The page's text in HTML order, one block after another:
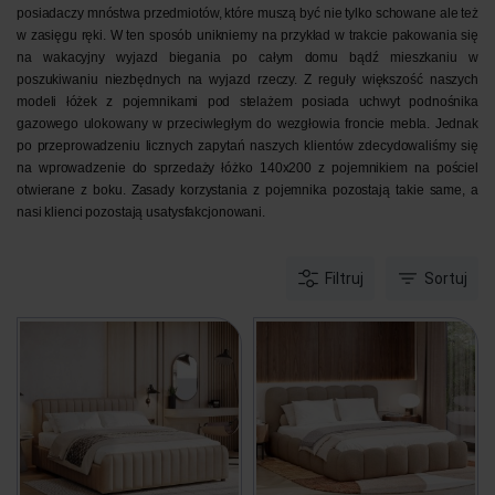
posiadaczy mnóstwa przedmiotów, które muszą być nie tylko schowane ale też
w zasięgu ręki. W ten sposób unikniemy na przykład w trakcie pakowania się
na wakacyjny wyjazd biegania po całym domu bądź mieszkaniu w
poszukiwaniu niezbędnych na wyjazd rzeczy. Z reguły większość naszych
modeli łóżek z pojemnikami pod stelażem posiada uchwyt podnośnika
gazowego ulokowany w przeciwległym do wezgłowia froncie mebla. Jednak
po przeprowadzeniu licznych zapytań naszych klientów zdecydowaliśmy się
na wprowadzenie do sprzedaży łóżko 140x200 z pojemnikiem na pościel
otwierane z boku. Zasady korzystania z pojemnika pozostają takie same, a
nasi klienci pozostają usatysfakcjonowani.
Filtruj Sortuj